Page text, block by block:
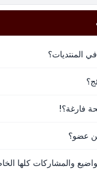
المنتديات؟
فارغة؟!
عضو؟
والمشاركات كلها